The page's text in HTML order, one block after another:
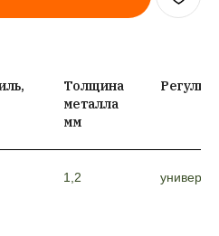
Толщина
металла
мм
1,2